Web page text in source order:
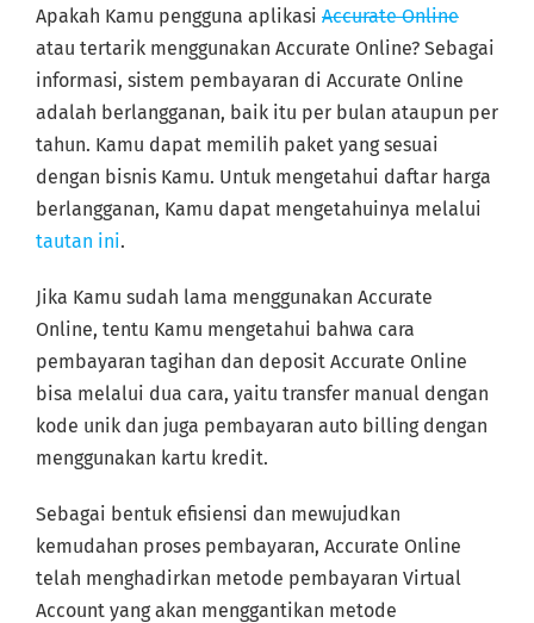
Apakah Kamu pengguna aplikasi Accurate Online
atau tertarik menggunakan Accurate Online? Sebagai
informasi, sistem pembayaran di Accurate Online
adalah berlangganan, baik itu per bulan ataupun per
tahun. Kamu dapat memilih paket yang sesuai
dengan bisnis Kamu. Untuk mengetahui daftar harga
berlangganan, Kamu dapat mengetahuinya melalui
tautan ini.
Jika Kamu sudah lama menggunakan Accurate
Online, tentu Kamu mengetahui bahwa cara
pembayaran tagihan dan deposit Accurate Online
bisa melalui dua cara, yaitu transfer manual dengan
kode unik dan juga pembayaran auto billing dengan
menggunakan kartu kredit.
Sebagai bentuk efisiensi dan mewujudkan
kemudahan proses pembayaran, Accurate Online
telah menghadirkan metode pembayaran Virtual
Account yang akan menggantikan metode